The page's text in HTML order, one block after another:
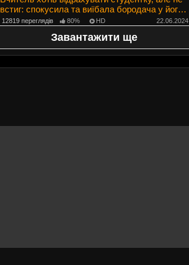
встиг: спокусила та виїбала бородача у його
ж кабінеті.
12819 переглядів 80% HD 22.06.2024
Завантажити ще